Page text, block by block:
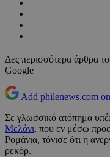
Δες περισσότερα άρθρα
Google
Add philenews.com
Σε γλωσσικό ατόπημα
Μελόνι, που εν μέσω
Ρομάνια, τόνισε ότι η
ρεκόρ.